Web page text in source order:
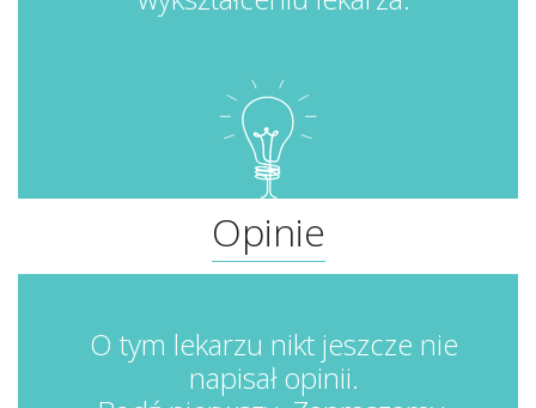
Opinie
O tym lekarzu nikt jeszcze nie
napisał opinii.